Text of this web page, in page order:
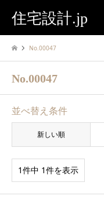
住宅設計.jp
No.00047
No.00047
並べ替え条件
新しい順
1件中 1件を表示